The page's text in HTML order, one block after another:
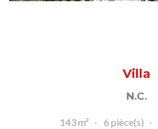
Villa
N.C.
143 m² 6 pièce(s)